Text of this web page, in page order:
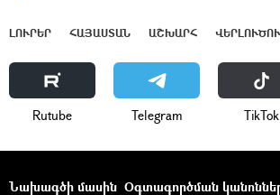
ԼՈՒՐԵՐ ՀԱՅԱՍՏԱՆ ԱՇԽԱՐՀ
Rutube Telegram ТikТоk
Նախագծի մասին Օգտագործման